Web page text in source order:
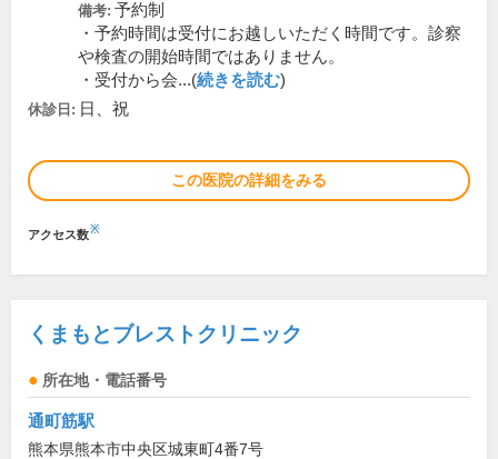
備考: 予約制
・予約時間は受付にお越しいただく時間です。診察
や検査の開始時間ではありません。
・受付から会...(続きを読む)
休診日: 日、祝
この医院の詳細をみる
アクセス数※
くまもとブレストクリニック
所在地・電話番号
通町筋駅
熊本県熊本市中央区城東町4番7号